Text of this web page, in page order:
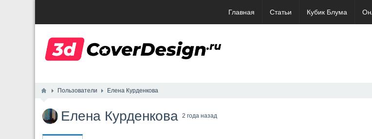
Главная Статьи Кубик Блума
Пользователи Елена Курденкова
Елена Курденкова 2 года назад